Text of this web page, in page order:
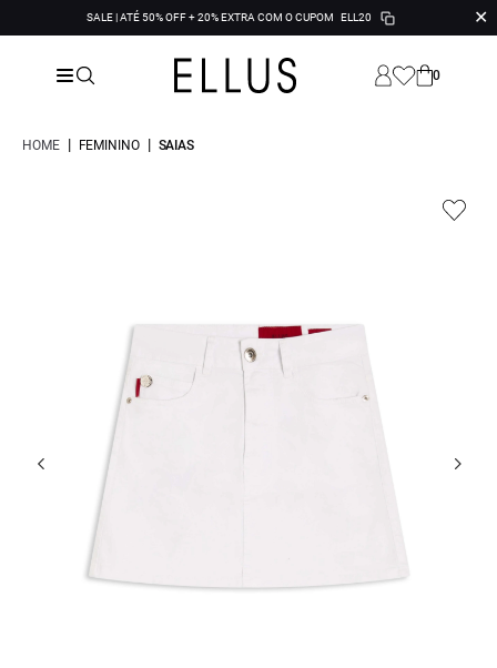
SALE | ATÉ 50% OFF + 20% EXTRA COM O CUPOM ELL20 ✕
0
HOME | FEMININO | SAIAS